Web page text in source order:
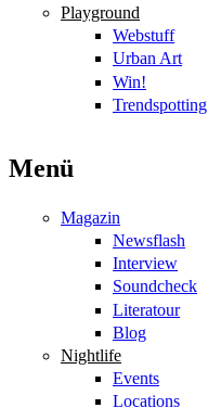
Playground
Webstuff
Urban Art
Win!
Trendspotting
Menü
Magazin
Newsflash
Interview
Soundcheck
Literatour
Blog
Nightlife
Events
Locations